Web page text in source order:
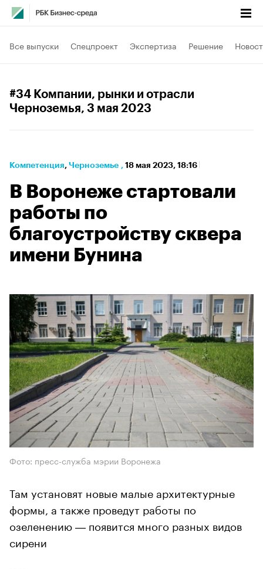
Все выпуски Спецпроект Экспертиза Решение
#34 Компании, рынки и отрасли
Черноземья, 3 мая 2023
Компетенция⁠, Черноземье , 18 мая 2023, 18:16
В Воронеже стартовали
работы по
благоустройству сквера
имени Бунина
Фото: пресс-служба мэрии Воронежа
Там установят новые малые архитектурные
формы, а также проведут работы по
озеленению ― появится много разных видов
сирени